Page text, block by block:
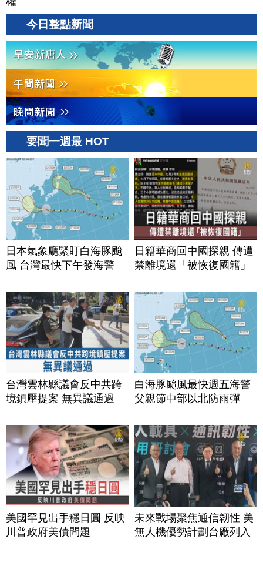
今日整點新聞
要聞一週最 HOT
日本氣象廳緊盯白海豚颱
風 台灣最快下午發海警
日籍華商回中國探親 傳遭
禁離境還「被恢復國籍」
台灣雲林縣議會反中共跨
境鎮壓提案 無異議通過
白海豚颱風最快週五海警
父親節中部以北防雨彈
美國罕見出手穩日圓 反映
川普政府美債問題
未來戰場聚焦通信韌性 美
無人機優勢計劃台廠列入